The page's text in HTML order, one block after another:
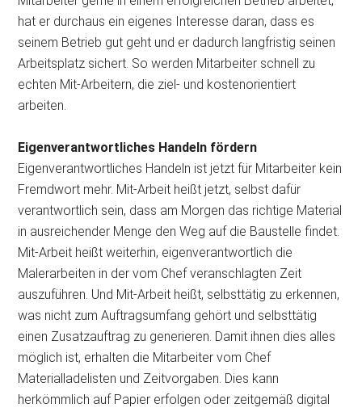
hat er durchaus ein eigenes Interesse daran, dass es
seinem Betrieb gut geht und er dadurch langfristig seinen
Arbeitsplatz sichert. So werden Mitarbeiter schnell zu
echten Mit-Arbeitern, die ziel- und kostenorientiert
arbeiten.
Eigenverantwortliches Handeln fördern
Eigenverantwortliches Handeln ist jetzt für Mitarbeiter kein
Fremdwort mehr. Mit-Arbeit heißt jetzt, selbst dafür
verantwortlich sein, dass am Morgen das richtige Material
in ausreichender Menge den Weg auf die Baustelle findet.
Mit-Arbeit heißt weiterhin, eigenverantwortlich die
Malerarbeiten in der vom Chef veranschlagten Zeit
auszuführen. Und Mit-Arbeit heißt, selbsttätig zu erkennen,
was nicht zum Auftragsumfang gehört und selbsttätig
einen Zusatzauftrag zu generieren. Damit ihnen dies alles
möglich ist, erhalten die Mitarbeiter vom Chef
Materialladelisten und Zeitvorgaben. Dies kann
herkömmlich auf Papier erfolgen oder zeitgemäß digital